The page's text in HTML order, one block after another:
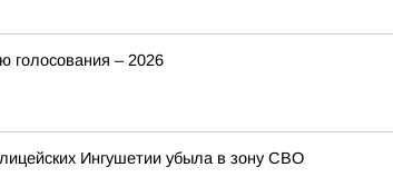
голосования – 2026
Ингушетии убыла в зону СВО